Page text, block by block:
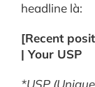
headline là:
[Recent
| Your USP
*USP